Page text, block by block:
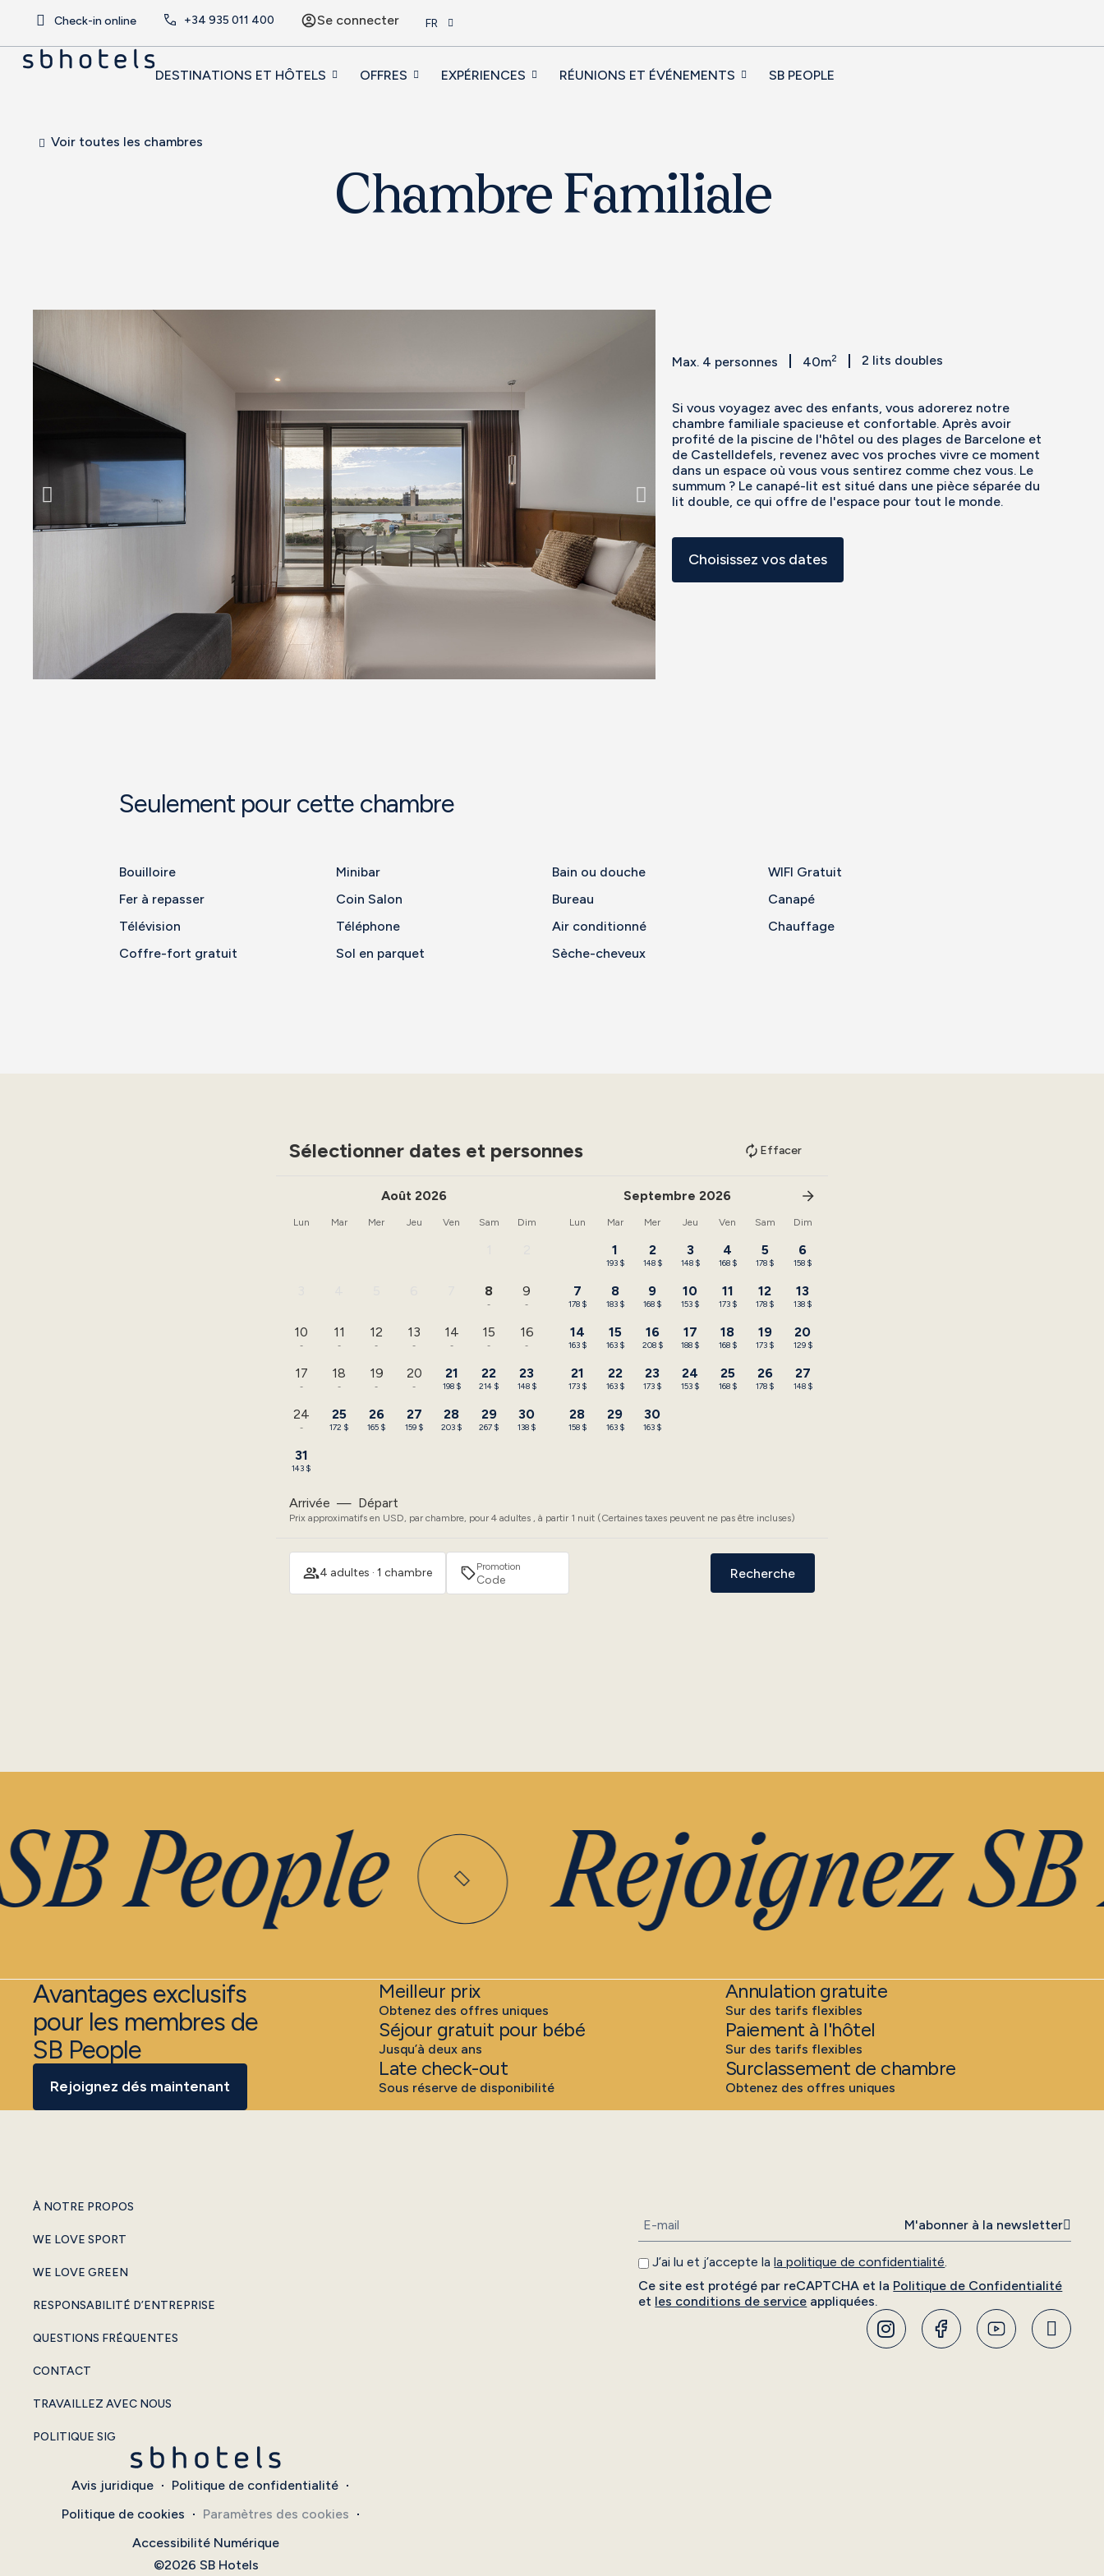
Check-in online +34 935 011 400 Se connecter FR
DESTINATIONS ET HÔTELS OFFRES EXPÉRIENCES RÉUNIONS ET ÉVÉNEMENTS SB PEOPLE
Voir toutes les chambres
Chambre Familiale
Max. 4 personnes 40m2 2 lits doubles
Si vous voyagez avec des enfants, vous adorerez notre
chambre familiale spacieuse et confortable. Après avoir
profité de la piscine de l'hôtel ou des plages de Barcelone et
de Castelldefels, revenez avec vos proches vivre ce moment
dans un espace où vous vous sentirez comme chez vous. Le
summum ? Le canapé-lit est situé dans une pièce séparée du
lit double, ce qui offre de l'espace pour tout le monde.
Choisissez vos dates
Seulement pour cette chambre
Bouilloire Minibar Bain ou douche
WIFI Gratuit
Fer à repasser
Coin Salon Bureau
Canapé
Télévision
Téléphone Air conditionné
Chauffage
Coffre-fort gratuit
Sol en parquet Sèche-cheveux
Sélectionner dates et personnes Effacer
Août 2026
Lun Mar Mer Jeu Ven Sam Dim
8
-
9
-
10
-
11
-
12
-
13
-
14
-
15
-
16
-
17
-
18
-
19
-
20
-
21
198 $
22
214 $
23
148 $
24
-
25
172 $
26
165 $
27
159 $
28
203 $
29
267 $
30
138 $
31
143 $
Septembre 2026
Lun Mar Mer Jeu Ven Sam Dim
1
193 $
2
148 $
3
148 $
4
168 $
5
178 $
6
158 $
7
178 $
8
183 $
9
168 $
10
153 $
11
173 $
12
178 $
13
138 $
14
163 $
15
163 $
16
208 $
17
188 $
18
168 $
19
173 $
20
129 $
21
173 $
22
163 $
23
173 $
24
153 $
25
168 $
26
178 $
27
148 $
28
158 $
29
163 $
30
163 $
Arrivée — Départ
Prix approximatifs en USD, par chambre, pour 4 adultes , à partir 1 nuit (Certaines taxes peuvent ne pas être incluses)
4 adultes · 1 chambre Promotion Recherche
People Rejoignez SB
Avantages exclusifs
pour les membres de
SB People
Rejoignez dés maintenant
Meilleur prix
Obtenez des offres uniques
Séjour gratuit pour bébé
Jusqu’à deux ans
Late check-out
Sous réserve de disponibilité
Annulation gratuite
Sur des tarifs flexibles
Paiement à l'hôtel
Sur des tarifs flexibles
Surclassement de chambre
Obtenez des offres uniques
À NOTRE PROPOS
WE LOVE SPORT
WE LOVE GREEN
RESPONSABILITÉ D’ENTREPRISE
QUESTIONS FRÉQUENTES
CONTACT
TRAVAILLEZ AVEC NOUS
POLITIQUE SIG
J’ai lu et j’accepte lala politique de confidentialité.
Ce site est protégé par reCAPTCHA et la Politique de Confidentialité
et les conditions de service appliquées.
M'abonner à la newsletter
Avis juridique
Politique de confidentialité
Politique de cookies
Paramètres des cookies
Accessibilité Numérique
©2026 SB Hotels